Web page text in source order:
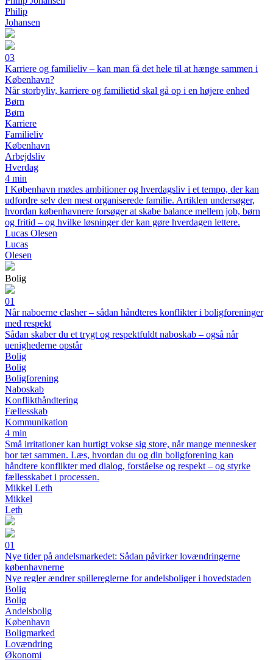
Philip
Johansen
03
Karriere og familieliv – kan man få det hele til at hænge sammen i
København?
Når storbyliv, karriere og familietid skal gå op i en højere enhed
Børn
Børn
Karriere
Familieliv
København
Arbejdsliv
Hverdag
4 min
I København mødes ambitioner og hverdagsliv i et tempo, der kan
udfordre selv den mest organiserede familie. Artiklen undersøger,
hvordan københavnere forsøger at skabe balance mellem job, børn
og fritid – og hvilke løsninger der kan gøre hverdagen lettere.
Lucas Olesen
Lucas
Olesen
Bolig
01
Når naboerne clasher – sådan håndteres konflikter i boligforeninger
med respekt
Sådan skaber du et trygt og respektfuldt naboskab – også når
uenighederne opstår
Bolig
Bolig
Boligforening
Naboskab
Konflikthåndtering
Fællesskab
Kommunikation
4 min
Små irritationer kan hurtigt vokse sig store, når mange mennesker
bor tæt sammen. Læs, hvordan du og din boligforening kan
håndtere konflikter med dialog, forståelse og respekt – og styrke
fællesskabet i processen.
Mikkel Leth
Mikkel
Leth
01
Nye tider på andelsmarkedet: Sådan påvirker lovændringerne
københavnerne
Nye regler ændrer spillereglerne for andelsboliger i hovedstaden
Bolig
Bolig
Andelsbolig
København
Boligmarked
Lovændring
Økonomi